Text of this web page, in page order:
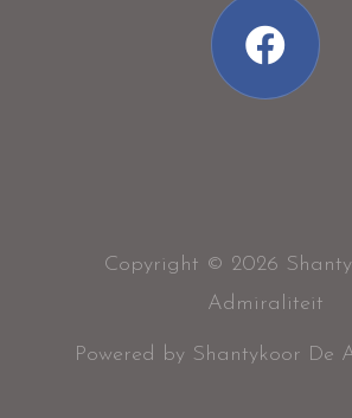
Copyright © 2026
Admiraliteit
Powered by Shantykoor De